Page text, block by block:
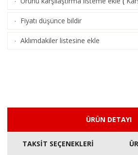
· Fiyatı düşünce bildir
· Aklımdakiler listesine ekle
ÜRÜN DETAYI
TAKSİT SEÇENEKLERİ